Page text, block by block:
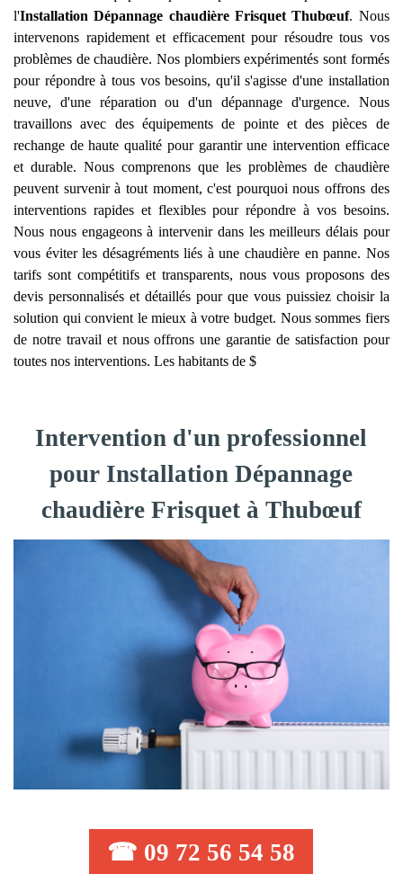
l'Installation Dépannage chaudière Frisquet Thubœuf. Nous
intervenons rapidement et efficacement pour résoudre tous vos
problèmes de chaudière. Nos plombiers expérimentés sont formés
pour répondre à tous vos besoins, qu'il s'agisse d'une installation
neuve, d'une réparation ou d'un dépannage d'urgence. Nous
travaillons avec des équipements de pointe et des pièces de
rechange de haute qualité pour garantir une intervention efficace
et durable. Nous comprenons que les problèmes de chaudière
peuvent survenir à tout moment, c'est pourquoi nous offrons des
interventions rapides et flexibles pour répondre à vos besoins.
Nous nous engageons à intervenir dans les meilleurs délais pour
vous éviter les désagréments liés à une chaudière en panne. Nos
tarifs sont compétitifs et transparents, nous vous proposons des
devis personnalisés et détaillés pour que vous puissiez choisir la
solution qui convient le mieux à votre budget. Nous sommes fiers
de notre travail et nous offrons une garantie de satisfaction pour
toutes nos interventions. Les habitants de $
Intervention d'un professionnel
pour Installation Dépannage
chaudière Frisquet à Thubœuf
☎ 09 72 56 54 58